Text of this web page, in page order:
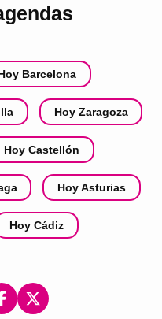
Barcelona
Hoy Zaragoza
Hoy Castellón
Hoy Asturias
Hoy Cádiz